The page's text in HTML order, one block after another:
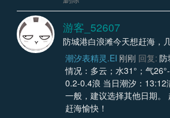
游客_52607
防城港白浪滩今天想赶海，
潮汐表精灵.EI 刚刚 回复: 防
情况：多云；水31°；气
0.2-0.4浪 当日潮汐：13:12
一般，建议选择其他日期。
赶海愉快！